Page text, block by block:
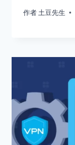
作者 土豆先生